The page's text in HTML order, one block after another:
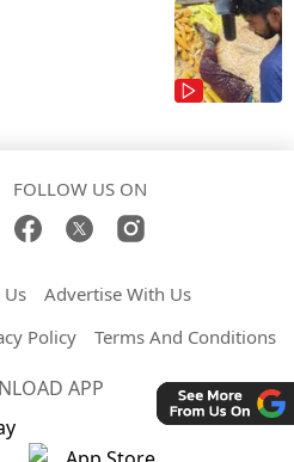
FOLLOW US ON
Advertise With Us
Policy Terms And Conditions
APP